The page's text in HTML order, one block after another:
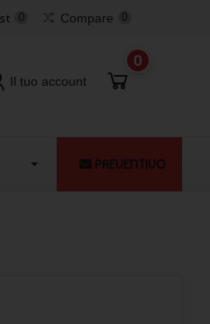
0 Compare 0
Il tuo account
0
PREVENTIVO